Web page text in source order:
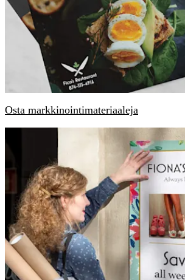
Osta markkinointimateriaaleja